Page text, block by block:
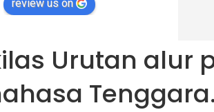
review us on
Urutan alur
Tenggara.